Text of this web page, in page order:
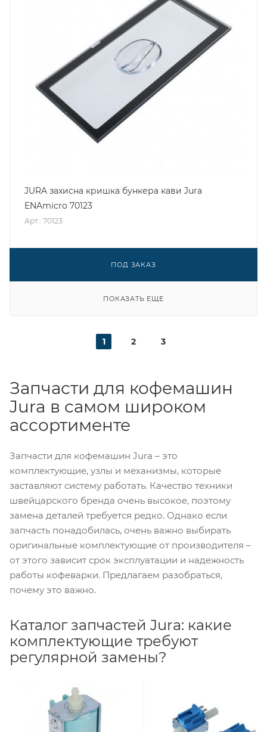
JURA захисна кришка бункера кави Jura
ENAmicro 70123
Арт.: 70123
ПОД ЗАКАЗ
ПОКАЗАТЬ ЕЩЕ
1 2 3
Запчасти для кофемашин
Jura в самом широком
ассортименте
Запчасти для кофемашин Jura – это
комплектующие, узлы и механизмы, которые
заставляют систему работать. Качество техники
швейцарского бренда очень высокое, поэтому
замена деталей требуется редко. Однако если
запчасть понадобилась, очень важно выбирать
оригинальные комплектующие от производителя –
от этого зависит срок эксплуатации и надежность
работы кофеварки. Предлагаем разобраться,
почему это важно.
Каталог запчастей Jura: какие
комплектующие требуют
регулярной замены?